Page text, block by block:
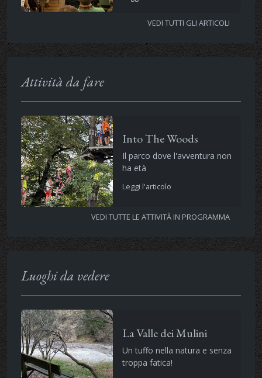
VEDI TUTTI GLI ARTICOLI
Attività da fare
Into The Woods
Il parco dove l'avventura non
ha età
Leggi l'articolo
VEDI TUTTE LE ATTIVITÀ IN PROGRAMMA
Luoghi da vedere
La Valle dei Mulini
Un tuffo nella natura e senza
troppa fatica!